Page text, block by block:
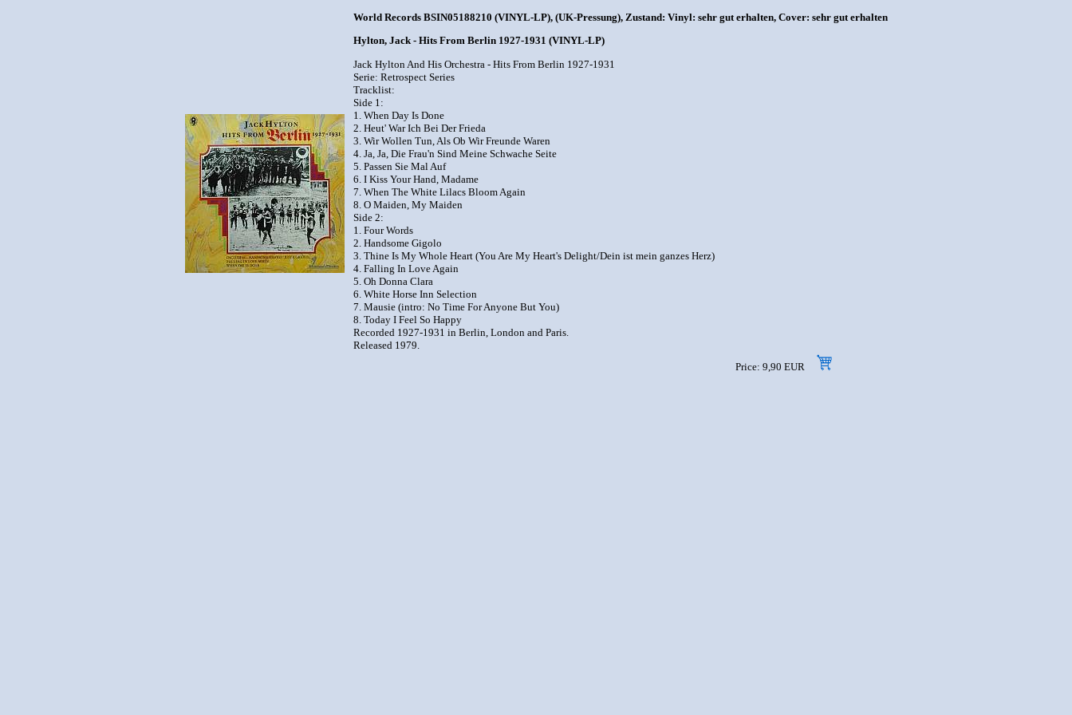
World Records BSIN05188210 (VINYL-LP), (UK-Pressung), Zustand: Vinyl: sehr gut erhalten, Cover: sehr gut erhalten
Hylton, Jack - Hits From Berlin 1927-1931 (VINYL-LP)
Jack Hylton And His Orchestra - Hits From Berlin 1927-1931
Serie: Retrospect Series
Tracklist:
Side 1:
1. When Day Is Done
2. Heut' War Ich Bei Der Frieda
3. Wir Wollen Tun, Als Ob Wir Freunde Waren
4. Ja, Ja, Die Frau'n Sind Meine Schwache Seite
5. Passen Sie Mal Auf
6. I Kiss Your Hand, Madame
7. When The White Lilacs Bloom Again
8. O Maiden, My Maiden
Side 2:
1. Four Words
2. Handsome Gigolo
3. Thine Is My Whole Heart (You Are My Heart's Delight/Dein ist mein ganzes Herz)
4. Falling In Love Again
5. Oh Donna Clara
6. White Horse Inn Selection
7. Mausie (intro: No Time For Anyone But You)
8. Today I Feel So Happy
Recorded 1927-1931 in Berlin, London and Paris.
Released 1979.
Price: 9,90 EUR